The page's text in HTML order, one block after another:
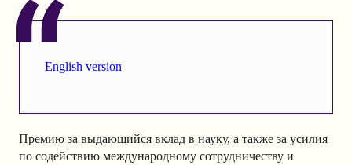
English version
Премию за выдающийся вклад в науку, а также за усилия
по содействию международному сотрудничеству и